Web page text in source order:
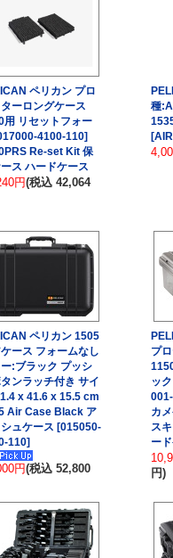
ペリカン プロ
ーロングケース
用 リセットフォー
4100-110]
Re-set Kit 保
ス ハードケース
円(税込 42,064
種
ペリカン 1505
ース フォームなし
:ブラック プッシ
ンラッチ付き サイ
x 41.6 x 15.5 cm
Air Case Black ア
ュケース [015050-
110]
円(税込 52,800
プ
ッ
カ
ス
ー
円)